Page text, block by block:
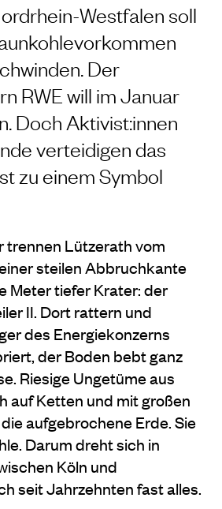
Westfalen soll
Der
RWE will im Januar
Doch Aktivist:innen
verteidigen das
zu einem Symbol
trennen Lützerath vom
steilen Abbruchkante
Meter tiefer Krater: der
II. Dort rattern und
des Energiekonzerns
der Boden bebt ganz
Riesige Ungetüme aus
auf Ketten und mit großen
aufgebrochene Erde. Sie
Darum dreht sich in
Köln und
seit Jahrzehnten fast alles.